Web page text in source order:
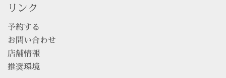
リンク
予約する
お問い合わせ
店舗情報
推奨環境